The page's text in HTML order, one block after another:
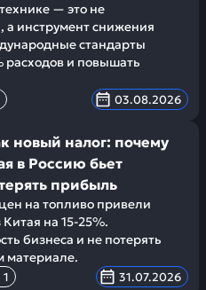
— это не
а инструмент снижения
стандарты
расходов и повышать
03.08.2026
новый налог: почему
в Россию бьет
прибыль
на топливо привели
на 15-25%.
бизнеса и не потерять
материале.
1 31.07.2026